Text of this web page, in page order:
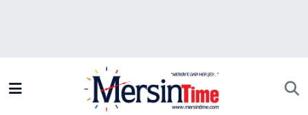
Bilim-Teknoloji
Trafik Durumu